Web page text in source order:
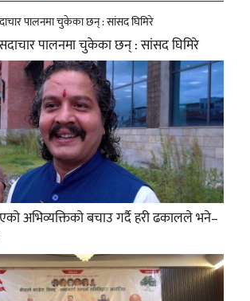
सदाचार पालनमा चुकेका छन् : सांसद घिमिरे
अभिव्यक्तिको बचाउ गर्दै हरी ढकालले भने–